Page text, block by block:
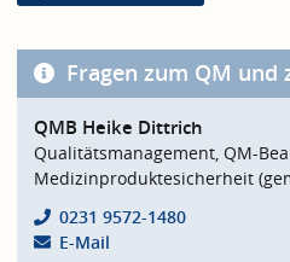
Fragen zum QM und
QMB Heike Dittrich
Qualitätsmanagement, QM-
Medizinproduktesicherheit
0231 9572-1480
E-Mail